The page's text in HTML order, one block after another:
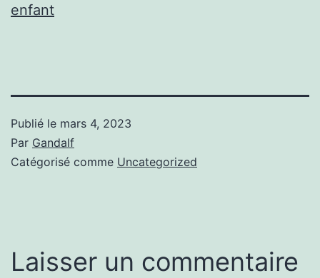
enfant
Publié le mars 4, 2023
Par Gandalf
Catégorisé comme Uncategorized
Laisser un commentaire